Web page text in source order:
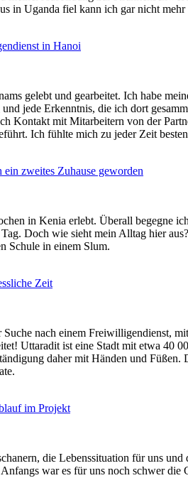
in Uganda fiel kann ich gar nicht
in Hanoi
gelebt und gearbeitet. Ich habe
jede Erkenntnis, die ich dort
Kontakt mit Mitarbeitern von der
Ich fühlte mich zu jeder Zeit
zweites Zuhause geworden
in Kenia erlebt. Überall begegne
Doch wie sieht mein Alltag hier
Schule in einem Slum.
Zeit
nach einem Freiwilligendienst,
Uttaradit ist eine Stadt mit etwa
daher mit Händen und
im Projekt
die Lebenssituation für uns
war es für uns noch schwer